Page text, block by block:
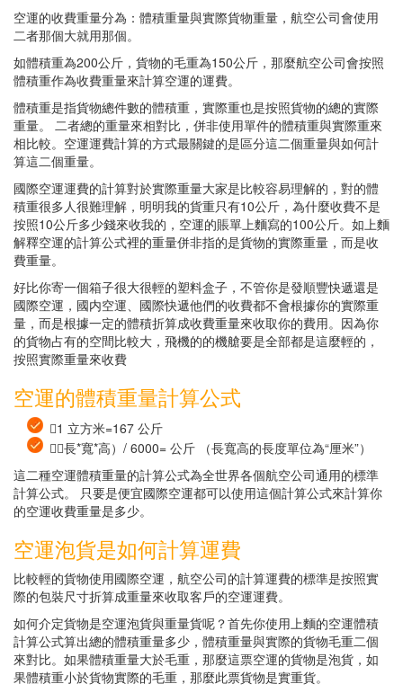
空運的收費重量分為：體積重量與實際貨物重量，航空公司會使用
二者那個大就用那個。
如體積重為200公斤，貨物的毛重為150公斤，那麼航空公司會按照
體積重作為收費重量來計算空運的運費。
體積重是指貨物總件數的體積重，實際重也是按照貨物的總的實際
重量。 二者總的重量來相對比，併非使用單件的體積重與實際重來
相比較。空運運費計算的方式最關鍵的是區分這二個重量與如何計
算這二個重量。
國際空運運費的計算對於實際重量大家是比較容易理解的，對的體
積重很多人很難理解，明明我的貨重只有10公斤，為什麼收費不是
按照10公斤多少錢來收我的，空運的賬單上麵寫的100公斤。如上麵
解釋空運的計算公式裡的重量併非指的是貨物的實際重量，而是收
費重量。
好比你寄一個箱子很大很輕的塑料盒子，不管你是發順豐快遞還是
國際空運，國内空運、國際快遞他們的收費都不會根據你的實際重
量，而是根據一定的體積折算成收費重量來收取你的費用。因為你
的貨物占有的空間比較大，飛機的的機艙要是全部都是這麼輕的，
按照實際重量來收費
空運的體積重量計算公式
1 立方米=167 公斤
（長*寬*高）/ 6000= 公斤 （長寬高的長度單位為“厘米”）
這二種空運體積重量的計算公式為全世界各個航空公司通用的標準
計算公式。 只要是便宜國際空運都可以使用這個計算公式來計算你
的空運收費重量是多少。
空運泡貨是如何計算運費
比較輕的貨物使用國際空運，航空公司的計算運費的標準是按照實
際的包裝尺寸折算成重量來收取客戶的空運運費。
如何介定貨物是空運泡貨與重量貨呢？首先你使用上麵的空運體積
計算公式算出總的體積重量多少，體積重量與實際的貨物毛重二個
來對比。如果體積重量大於毛重，那麼這票空運的貨物是泡貨，如
果體積重小於貨物實際的毛重，那麼此票貨物是實重貨。